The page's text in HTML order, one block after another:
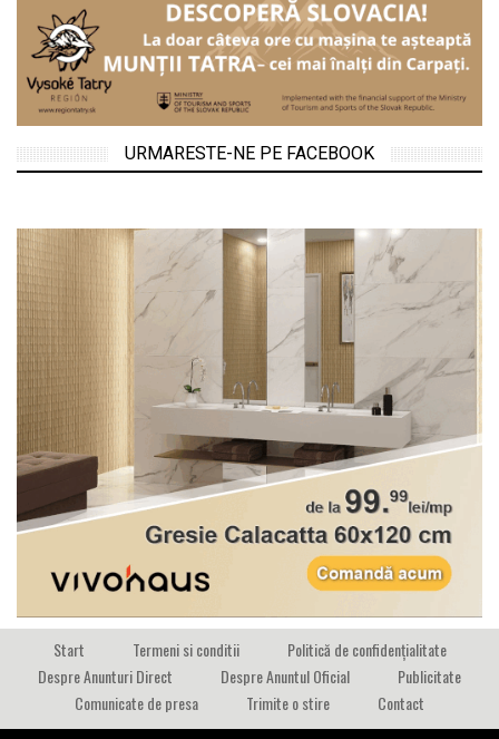
URMARESTE-NE PE FACEBOOK
Start Termeni si conditii
Politică de confidențialitate
Despre Anunturi Direct
Despre Anuntul Oficial
Publicitate
Comunicate de presa
Trimite o stire Contact